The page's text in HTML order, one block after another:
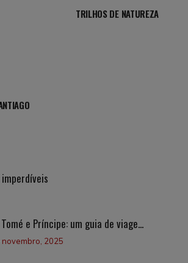
TRILHOS DE NATUREZA
e Príncipe: um guia de viage...
novembro, 2025